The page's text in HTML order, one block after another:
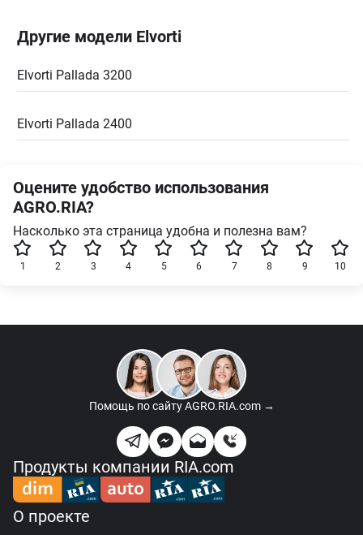
Другие модели Elvorti
Elvorti Pallada 3200
Elvorti Pallada 2400
Оцените удобство использования
AGRO.RIA?
Насколько эта страница удобна и полезна вам?
10
9
8
7
6
5
4
3
2
1
Помощь по сайтуAGRO.RIA.com →
Продукты компании RIA.com
О проекте